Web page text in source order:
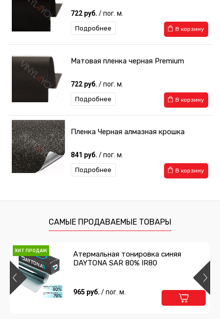
722 руб. / пог. м.
В корзину
Подробнее
Матовая пленка черная Premium
722 руб. / пог. м.
В корзину
Подробнее
Пленка Черная алмазная крошка
841 руб. / пог. м.
В корзину
Подробнее
САМЫЕ ПРОДАВАЕМЫЕ ТОВАРЫ
ХИТ ПРОДАЖ
Атермальная тонировка синяя
DAYTONA SAR 80% IR80
965 руб. / пог. м.